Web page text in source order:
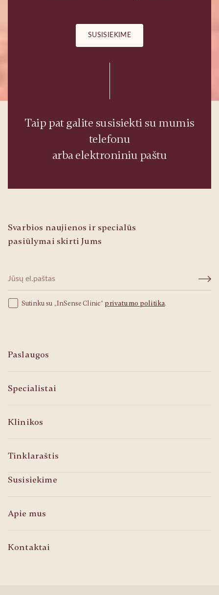
SUSISIEKIME
Taip pat galite susisiekti su mumis
telefonu
arba elektroniniu paštu
Svarbios naujienos ir specialūs
pasiūlymai skirti Jums
Sutinku su „InSense Clinic“ privatumo politika.
Paslaugos
Specialistai
Klinikos
Tinklaraštis
Susisiekime
Apie mus
Kontaktai